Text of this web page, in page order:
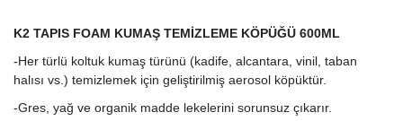
K2 TAPIS FOAM KUMAŞ TEMİZLEME KÖPÜĞÜ 600ML
-Her türlü koltuk kumaş türünü (kadife, alcantara, vinil, taban
halısı vs.) temizlemek için geliştirilmiş aerosol köpüktür.
-Gres, yağ ve organik madde lekelerini sorunsuz çıkarır.